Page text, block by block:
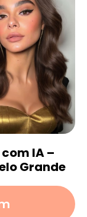
IA –
Grande